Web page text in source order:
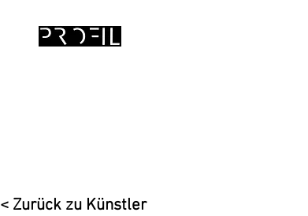
< Zurück zu Künstler